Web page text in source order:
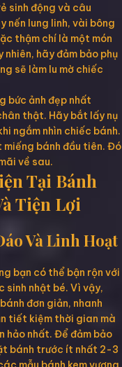
sinh động và câu
nến lung linh, vài bông
thậm chí là một món
hãy đảm bảo phụ
sẽ làm lu mờ chiếc
bức ảnh đẹp nhất
thật. Hãy bắt lấy nụ
ngắm nhìn chiếc bánh.
bánh đầu tiên. Đó
về sau.
Tại Bánh
Tiện Lợi
Và Linh Hoạt
bạn có thể bận rộn với
sinh nhật bé. Vì vậy,
đơn giản, nhanh
tiết kiệm thời gian mà
hảo nhất. Để đảm bảo
bánh trước ít nhất 2-3